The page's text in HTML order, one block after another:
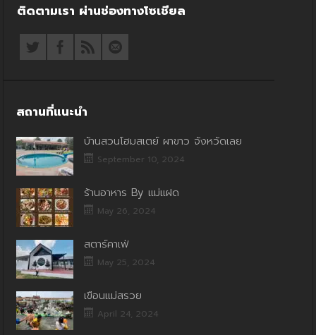
ติดตามเรา ผ่านช่องทางโซเชียล
สถานที่แนะนำ
บ้านสวนโฮมสเตย์ ผาขาว จังหวัดเลย
September 10, 2024
ร้านอาหาร By แม่แฝด
May 26, 2024
สตาร์คาเฟ่
May 25, 2024
เขื่อนแม่สรวย
April 24, 2024